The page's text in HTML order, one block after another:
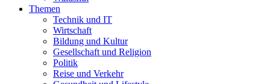
Themen
Technik und IT
Wirtschaft
Bildung und Kultur
Gesellschaft und Religion
Politik
Reise und Verkehr